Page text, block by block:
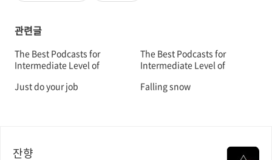
관련글
The Best Podcasts for
Intermediate Level of
The Best Podcasts for
Intermediate Level of
Just do your job
Falling snow
잔향